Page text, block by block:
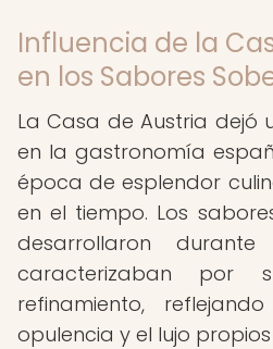
Influencia de la
en los Sabores
La Casa de Austria dejó
en la gastronomía
época de esplendor
en el tiempo. Los
desarrollaron
caracterizaban por
refinamiento,
opulencia y el lujo